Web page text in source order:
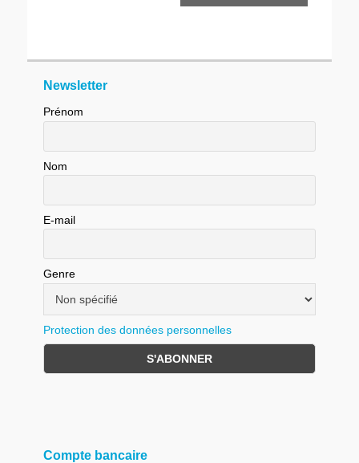
Newsletter
Prénom
Nom
E-mail
Genre
Protection des données personnelles
Compte bancaire